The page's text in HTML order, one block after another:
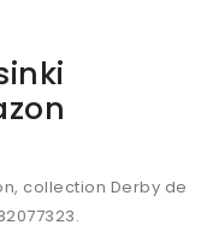
collection Derby de